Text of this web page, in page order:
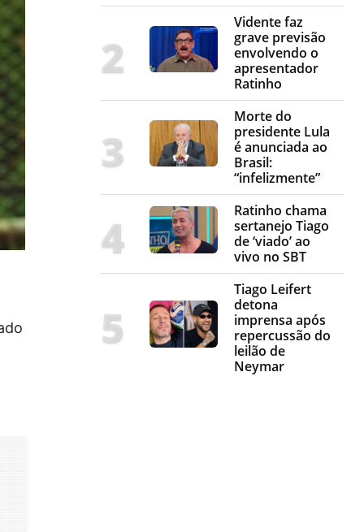
Vidente faz
grave previsão
envolvendo o
apresentador
Ratinho
Morte do
presidente Lula
é anunciada ao
Brasil:
“infelizmente”
Ratinho chama
sertanejo Tiago
de ‘viado’ ao
vivo no SBT
Tiago Leifert
detona
imprensa após
repercussão do
leilão de
Neymar